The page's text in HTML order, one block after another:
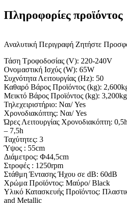
Πληροφορίες προϊόντος
Αναλυτική Περιγραφή Ζητήστε
Τάση Τροφοδοσίας (V): 220-240V
Ονομαστική Ισχύς (W): 65W
Συχνότητα Λειτουργίας (Hz): 50
Καθαρό Βάρος Προϊόντος (kg):
Μεικτό Βάρος Προϊόντος (kg): 3,200kg
Τηλεχειριστήριο: Ναι/ Yes
Χρονοδιακόπτης: Ναι/ Yes
Ώρες Λειτουργίας Χρονοδιακόπτη:
– 7,5h
Ταχύτητες: 3
Ύψος : 55cm
Διάμετρος: Φ44,5cm
Στροφές : 1250rpm
Στάθμη Έντασης Ήχου σε dB: 60dB
Χρώμα Προϊόντος: Μαύρο/ Black
Υλικό Κατασκευής Προϊόντος:
and Metallic